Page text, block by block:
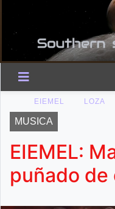
EIEMEL LOZA
MUSICA
EIEMEL:
puñado de